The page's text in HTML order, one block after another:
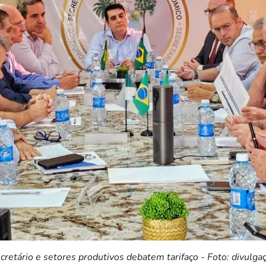
e setores produtivos debatem tarifaço - Foto: